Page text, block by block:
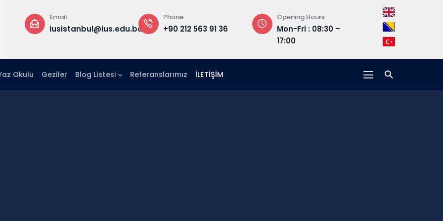
iusistanbul@ius.edu.ba
Phone
+90 212 563 91 36
Opening Hours
Mon-Fri : 08:30 –
Hrasnička cesta
15, 71210 Ilidža
Okulu Geziler Blog Listesi Referanslarımız İLETİŞİM